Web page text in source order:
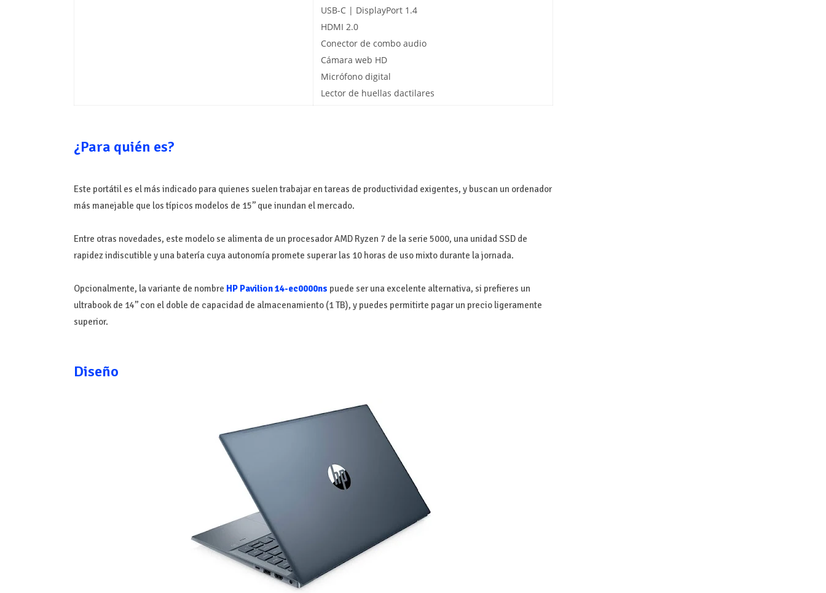
USB-C | DisplayPort 1.4
HDMI 2.0
Conector de combo audio
Cámara web HD
Micrófono digital
Lector de huellas dactilares
¿Para quién es?
Este portátil es el más indicado para quienes suelen trabajar en tareas de productividad exigentes, y buscan un ordenador
más manejable que los típicos modelos de 15’’ que inundan el mercado.
Entre otras novedades, este modelo se alimenta de un procesador AMD Ryzen 7 de la serie 5000, una unidad SSD de
rapidez indiscutible y una batería cuya autonomía promete superar las 10 horas de uso mixto durante la jornada.
Opcionalmente, la variante de nombre HP Pavilion 14-ec0000ns puede ser una excelente alternativa, si prefieres un
ultrabook de 14’’ con el doble de capacidad de almacenamiento (1 TB), y puedes permitirte pagar un precio ligeramente
superior.
Diseño